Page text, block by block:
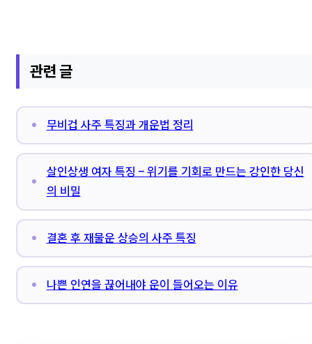
관련 글
무비겁 사주 특징과 개운법 정리
살인상생 여자 특징 – 위기를 기회로 만드는 강인한 당신
의 비밀
결혼 후 재물운 상승의 사주 특징
나쁜 인연을 끊어내야 운이 들어오는 이유